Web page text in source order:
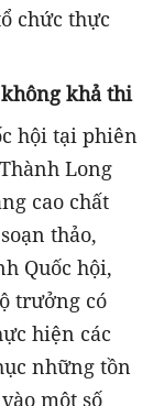
chức thực
khả thi
hội tại phiên
Long
cao chất
thảo,
Quốc hội,
trưởng có
hiện các
những tồn
một số